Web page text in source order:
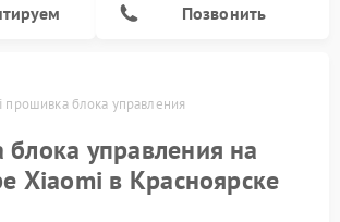
Позвонить
прошивка блока управления
управления на
Xiaomi в Красноярске